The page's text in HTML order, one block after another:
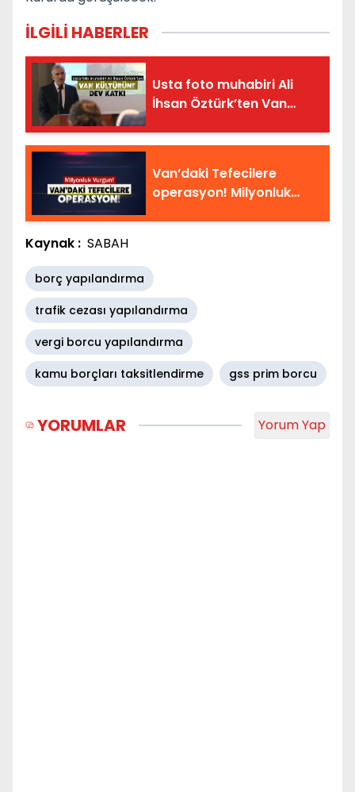
İLGİLİ HABERLER
Usta foto muhabiri Ali
İhsan Öztürk’ten Van
Van’daki Tefecilere
operasyon! Milyonluk
Kaynak : SABAH
borç yapılandırma
trafik cezası yapılandırma
vergi borcu yapılandırma
kamu borçları taksitlendirme
gss prim borcu
YORUMLAR Yorum Yap